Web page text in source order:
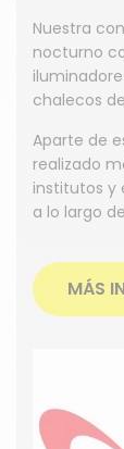
Nuestra
nocturno
chalecos
Aparte de
realizado
institutos y
a lo largo
MÁS